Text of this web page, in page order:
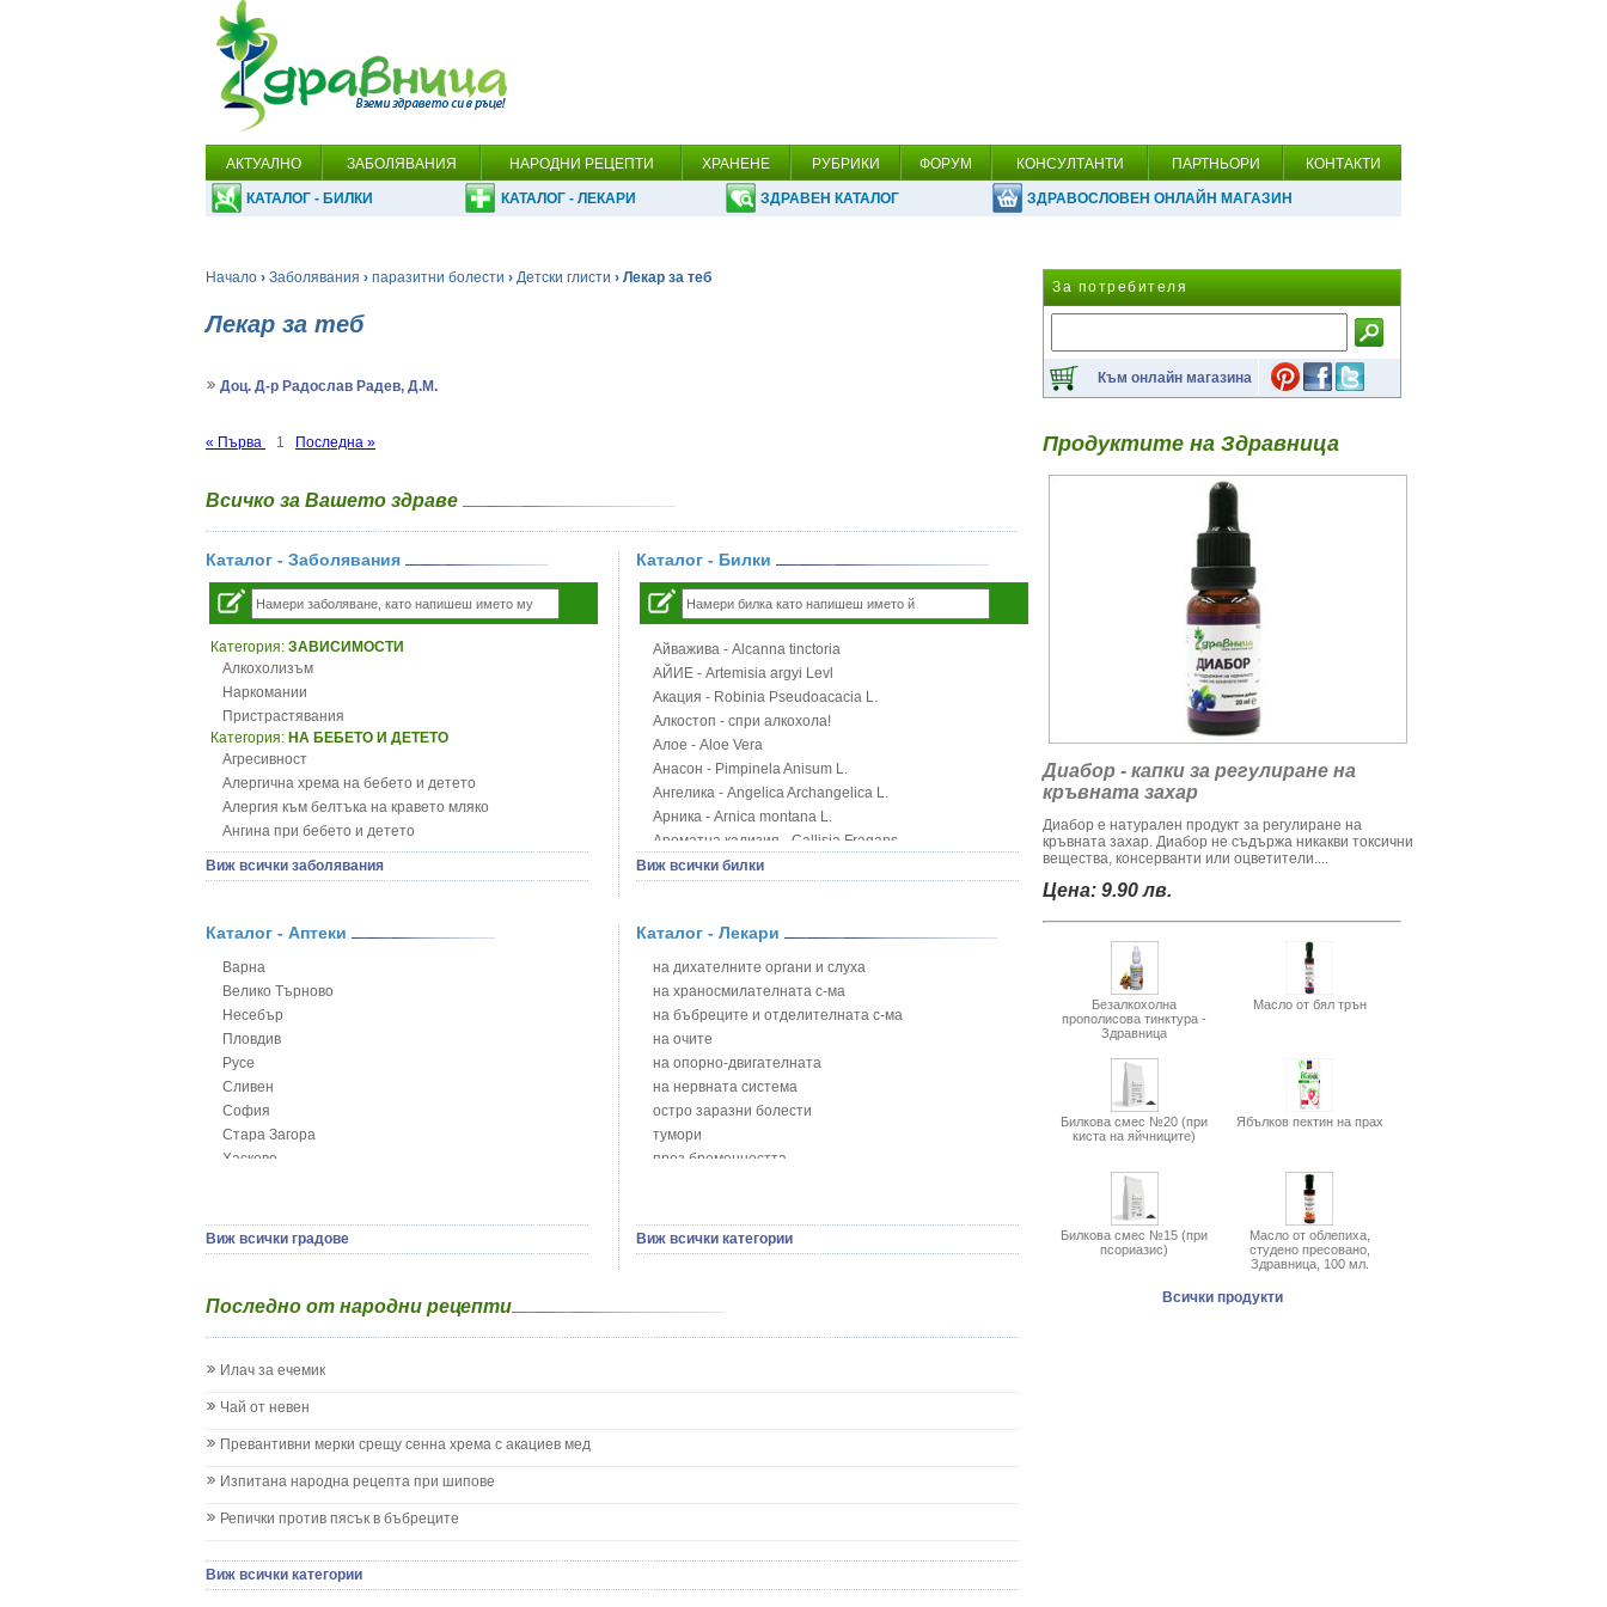
АКТУАЛНО ЗАБОЛЯВАНИЯ НАРОДНИ РЕЦЕПТИ ХРАНЕНЕ РУБРИКИ ФОРУМ КОНСУЛТАНТИ ПАРТНЬОРИ КОНТАКТИ
КАТАЛОГ - БИЛКИ КАТАЛОГ - ЛЕКАРИ ЗДРАВЕН КАТАЛОГ ЗДРАВОСЛОВЕН ОНЛАЙН МАГАЗИН
Начало › Заболявания › паразитни болести › Детски глисти › Лекар за теб
Лекар за теб
Доц. Д-р Радослав Радев, Д.М.
« Първа 1 Последна »
Всичко за Вашето здраве
Каталог - Заболявания
Категория: ЗАВИСИМОСТИ
Алкохолизъм
Наркомании
Пристрастявания
Категория: НА БЕБЕТО И ДЕТЕТО
Агресивност
Алергична хрема на бебето и детето
Алергия към белтъка на кравето мляко
Ангина при бебето и детето
Анемия при бебето и детето
Апетит - пълни деца
Безапетитие при бебето и детето
Бронхит и пневмония при деца
Варицела
Висока температура на бебето и детето
Възпаление на ушите на бебето и детето
Глисти
Грижа за пъпа на новороденото
Грип при бебето и детето
Гърч
Детски диабет
Жълтеница
Запек на бебето и детето
Кашлица при бебето и детето
Колики
Менингит
Млечница
Нощно напикаване - енуреза
Виж всички заболявания
Каталог - Билки
Айважива - Alcanna tinctoria
АЙИЕ - Artemisia argyi Levl
Акация - Robinia Pseudoacacia L.
Алкостоп - спри алкохола!
Алое - Aloe Vera
Анасон - Pimpinela Anisum L.
Ангелика - Angelica Archangelica L.
Арника - Arnica montana L.
Ароматна кализия - Callisia Fragans
Арония - Sorbus melanocorpa
Блатен аир - Acorus calamus L.
Блатен тъжник - Spirea ulmaria L.
Блян
Бобови шушулки - Phaseolus Vulgaris L.
Божур - Paeonia Decora
Борови връхчета - Pinus sylvestris
Босилек - Ocimum Basillicum
Брей - Tamus Communis
Брош - Rubia tinctorum L.
Бръшлян - Hedera helix L.
Бял имел - Viscum album L.
Бял оман - Inula Helenium L.
Бяла върба - Salix Аlba
Вратига - Tanacetrum Vulgare
Виж всички билки
Каталог - Аптеки
Варна
Велико Търново
Несебър
Пловдив
Русе
Сливен
София
Стара Загора
Хасково
Виж всички градове
Каталог - Лекари
на дихателните органи и слуха
на храносмилателната с-ма
на бъбреците и отделителната с-ма
на очите
на опорно-двигателната
на нервната система
остро заразни болести
тумори
през бременността
сексуални проблеми
на половите органи
Виж всички категории
Последно от народни рецепти
Илач за ечемик
Чай от невен
Превантивни мерки срещу сенна хрема с акациев мед
Изпитана народна рецепта при шипове
Репички против пясък в бъбреците
Виж всички категории
За потребителя
Към онлайн магазина
Продуктите на Здравница
Диабор - капки за регулиране на
кръвната захар
Диабор е натурален продукт за регулиране на
кръвната захар. Диабор не съдържа никакви токсични
вещества, консерванти или оцветители....
Цена: 9.90 лв.
Безалкохолна
прополисова тинктура -
Здравница
Масло от бял трън
Билкова смес №20 (при
киста на яйчниците)
Ябълков пектин на прах
Билкова смес №15 (при
псориазис)
Масло от облепиха,
студено пресовано,
Здравница, 100 мл.
Всички продукти